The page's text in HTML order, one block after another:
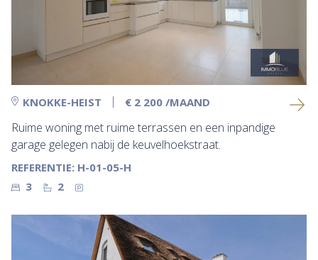
KNOKKE-HEIST € 2 200 /MAAND
Ruime woning met ruime terrassen en een inpandige
garage gelegen nabij de keuvelhoekstraat.
REFERENTIE: H-01-05-H
3
2